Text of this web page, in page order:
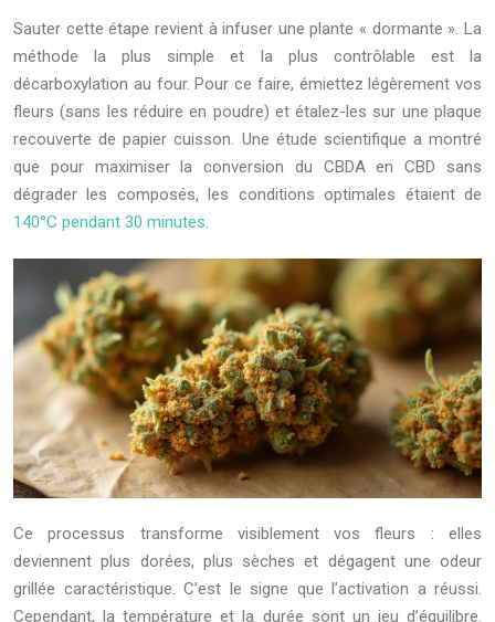
Sauter cette étape revient à infuser une plante « dormante ». La
méthode la plus simple et la plus contrôlable est la
décarboxylation au four. Pour ce faire, émiettez légèrement vos
fleurs (sans les réduire en poudre) et étalez-les sur une plaque
recouverte de papier cuisson. Une étude scientifique a montré
que pour maximiser la conversion du CBDA en CBD sans
dégrader les composés, les conditions optimales étaient de
140°C pendant 30 minutes.
Ce processus transforme visiblement vos fleurs : elles
deviennent plus dorées, plus sèches et dégagent une odeur
grillée caractéristique. C’est le signe que l’activation a réussi.
Cependant, la température et la durée sont un jeu d’équilibre.